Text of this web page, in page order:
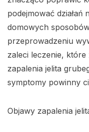
podejmować działań
domowych
przeprowadzeniu
zaleci leczenie,
zapalenia jelita
symptomy powinny
Objawy zapalenia